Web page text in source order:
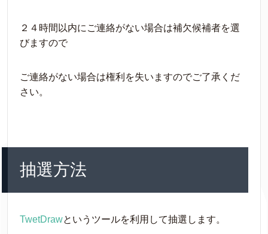
２４時間以内にご連絡がない場合は補欠候補者を選
びますので
ご連絡がない場合は権利を失いますのでご了承くだ
さい。
抽選方法
TwetDrawというツールを利用して抽選します。